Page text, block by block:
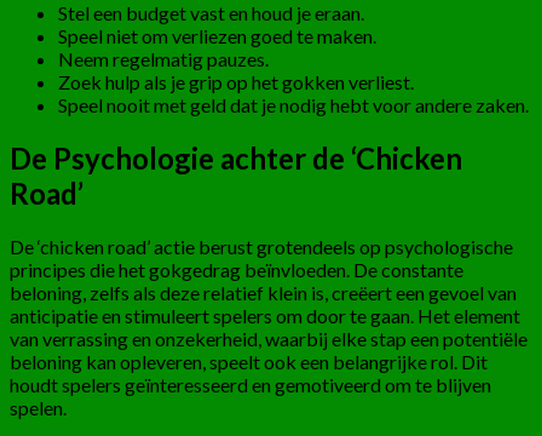
Stel een budget vast en houd je eraan.
Speel niet om verliezen goed te maken.
Neem regelmatig pauzes.
Zoek hulp als je grip op het gokken verliest.
Speel nooit met geld dat je nodig hebt voor andere zaken.
De Psychologie achter de ‘Chicken
Road’
De ‘chicken road’ actie berust grotendeels op psychologische
principes die het gokgedrag beïnvloeden. De constante
beloning, zelfs als deze relatief klein is, creëert een gevoel van
anticipatie en stimuleert spelers om door te gaan. Het element
van verrassing en onzekerheid, waarbij elke stap een potentiële
beloning kan opleveren, speelt ook een belangrijke rol. Dit
houdt spelers geïnteresseerd en gemotiveerd om te blijven
spelen.